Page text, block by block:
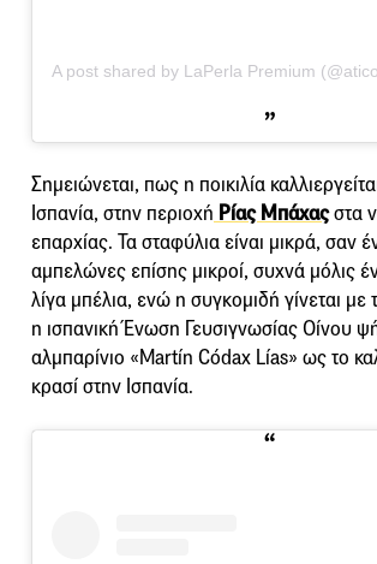
A post shared by LaPerla Premium
Σημειώνεται, πως η ποικιλία
Iσπανία, στην περιοχή Ρίας Μπάχαςστα
επαρχίας. Τα σταφύλια είναι μικρά, σαν
αμπελώνες επίσης μικροί, συχνά μόλις
λίγα μπέλια, ενώ η συγκομιδή γίνεται με
η ισπανική Ένωση Γευσιγνωσίας Οίνου
αλμπαρίνιο «Martín Códax Lías» ως το
κρασί στην Ισπανία.